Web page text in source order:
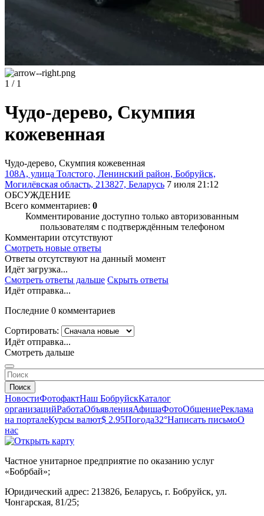
1 / 1
Чудо-дерево, Скумпия
кожевенная
Чудо-дерево, Скумпия кожевенная
108А, улица Толстого, Ленинский район, Бобруйск,
Могилёвская область, 213827, Беларусь 7 июля 21:12
ОБСУЖДЕНИЕ
Всего комментариев: 0
Комментирование доступно только авторизованным
пользователям с подтверждённым телефоном
Комментарии отсутствуют
Смотреть новые ответы
Ответы отсутствуют на данный момент
Идёт загрузка...
Смотреть ответы дальше Скрыть ответы
Идёт отправка...
Последние 0 комментариев
Сортировать:
Идёт отправка...
Смотреть дальше
Поиск
НовостиФотофактНаш БобруйскКаталог
организацийРаботаОбъявленияАфишаФотоОбщениеРеклама
на порталеКурсы валют$ 2.95Погода32°Написать письмоО
нас
Частное унитарное предприятие по оказанию услуг
«Бобрбай»;
Юридический адрес: 213826, Беларусь, г. Бобруйск, ул.
Чонгарская, 81/25;